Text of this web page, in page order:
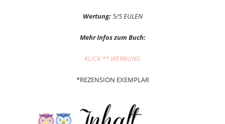
Wertung:5/5 EULEN
Mehr Infos zum Buch:
KLICK ** WERBUNG
*REZENSION EXEMPLAR